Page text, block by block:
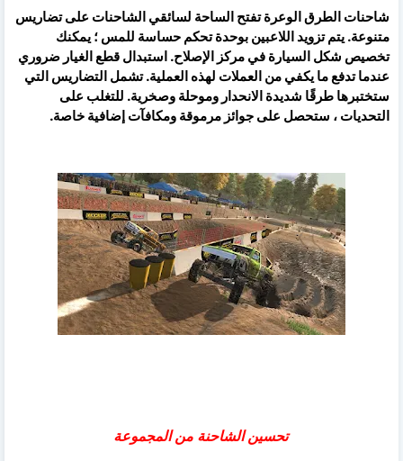
شاحنات الطرق الوعرة تفتح الساحة لسائقي الشاحنات على تضاريس
متنوعة. يتم تزويد اللاعبين بوحدة تحكم حساسة للمس ؛ يمكنك
تخصيص شكل السيارة في مركز الإصلاح. استبدال قطع الغيار ضروري
عندما تدفع ما يكفي من العملات لهذه العملية. تشمل التضاريس التي
ستختبرها طرقًا شديدة الانحدار وموحلة وصخرية. للتغلب على
التحديات ، ستحصل على جوائز مرموقة ومكافآت إضافية خاصة.
تحسين الشاحنة من المجموعة